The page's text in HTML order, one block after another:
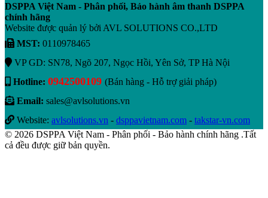
DSPPA Việt Nam - Phân phối, Bảo hành âm thanh DSPPA
chính hãng
Website được quản lý bởi AVL SOLUTIONS CO.,LTD
MST: 0110978465
VP GD: SN78, Ngõ 207, Ngọc Hồi, Yên Sở, TP Hà Nội
Hotline: 0942500109 (Bán hàng - Hỗ trợ giải pháp)
Email: sales@avlsolutions.vn
Website: avlsolutions.vn - dsppavietnam.com - takstar-vn.com
© 2026 DSPPA Việt Nam - Phân phối - Bảo hành chính hãng .Tất
cả đều được giữ bản quyền.